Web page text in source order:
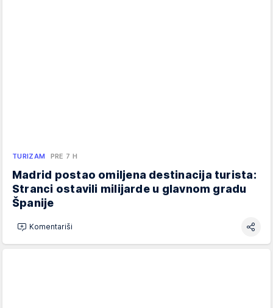
TURIZAM PRE 7 H
Madrid postao omiljena destinacija turista:
Stranci ostavili milijarde u glavnom gradu
Španije
Komentariši